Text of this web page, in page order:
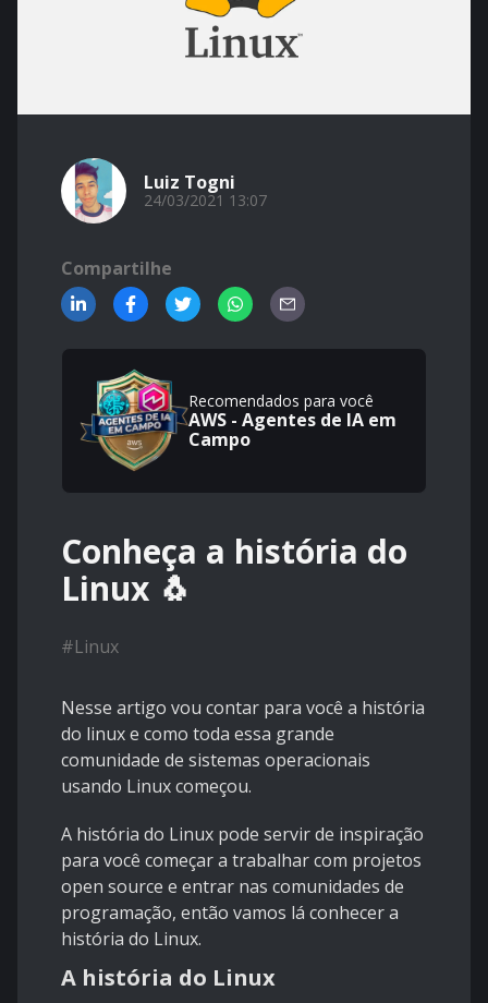
Luiz Togni
24/03/2021 13:07
Compartilhe
Recomendados para você
AWS - Agentes de IA em
Campo
Conheça a história do
Linux 🐧
#Linux
Nesse artigo vou contar para você a história
do linux e como toda essa grande
comunidade de sistemas operacionais
usando Linux começou.
A história do Linux pode servir de inspiração
para você começar a trabalhar com projetos
open source e entrar nas comunidades de
programação, então vamos lá conhecer a
história do Linux.
A história do Linux